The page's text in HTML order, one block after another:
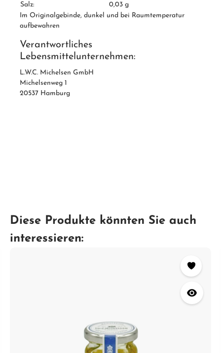
Salz:
0,03 g
Im Originalgebinde, dunkel und bei Raumtemperatur
aufbewahren
Verantwortliches
Lebensmittelunternehmen:
L.W.C. Michelsen GmbH
Michelsenweg 1
20537 Hamburg
Diese Produkte könnten Sie auch
interessieren: